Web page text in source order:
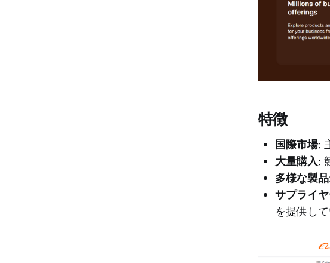
特徴
国際市場:
大量購入:
多様な製品
サプライ
を提供して